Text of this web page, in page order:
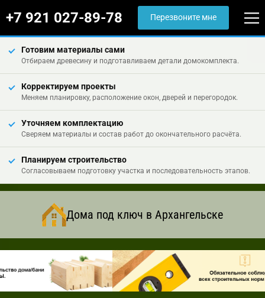
+7 921 027-89-78 Перезвоните мне
Готовим материалы сами
Отбираем древесину и подготавливаем детали домокомплекта.
Корректируем проекты
Меняем планировку, расположение окон, дверей и перегородок.
Уточняем комплектацию
Сверяем материалы и состав работ до окончательного расчёта.
Планируем строительство
Согласовываем подготовку участка и последовательность этапов.
Дома под ключ в Архангельске